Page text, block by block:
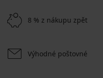
8 % z nákupu zpět
Výhodné poštovné